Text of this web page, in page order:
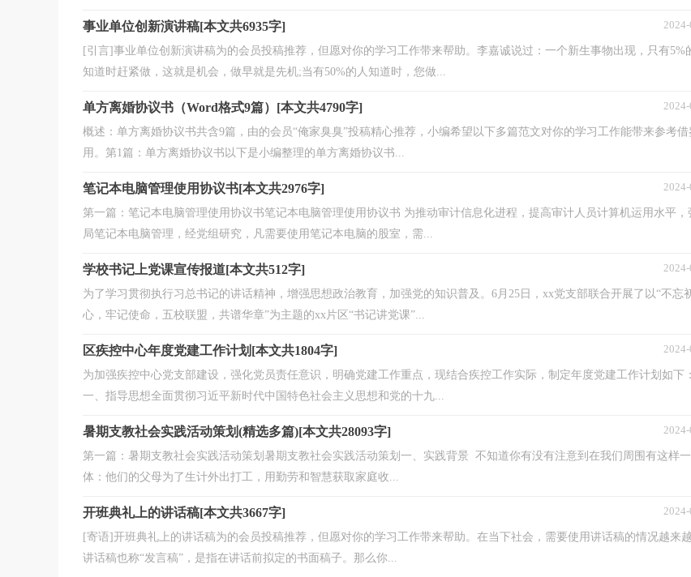
事业单位创新演讲稿[本文共6935字]
[引言]事业单位创新演讲稿为的会员投稿推荐，但愿对你的学习工作带来帮助。李嘉诚说过：一个新生事物出现，只有5%
知道时赶紧做，这就是机会，做早就是先机;当有50%的人知道时，您做...
单方离婚协议书（Word格式9篇）[本文共4790字]
概述：单方离婚协议书共含9篇，由的会员“俺家臭臭”投稿精心推荐，小编希望以下多篇范文对你的学习工作能带来参考借
用。第1篇：单方离婚协议书以下是小编整理的单方离婚协议书...
笔记本电脑管理使用协议书[本文共2976字]
第一篇：笔记本电脑管理使用协议书笔记本电脑管理使用协议书 为推动审计信息化进程，提高审计人员计算机运用水平，
局笔记本电脑管理，经党组研究，凡需要使用笔记本电脑的股室，需...
学校书记上党课宣传报道[本文共512字]
为了学习贯彻执行习总书记的讲话精神，增强思想政治教育，加强党的知识普及。6月25日，xx党支部联合开展了以“不忘
心，牢记使命，五校联盟，共谱华章”为主题的xx片区“书记讲党课”...
区疾控中心年度党建工作计划[本文共1804字]
为加强疾控中心党支部建设，强化党员责任意识，明确党建工作重点，现结合疾控工作实际，制定年度党建工作计划如下：
一、指导思想全面贯彻习近平新时代中国特色社会主义思想和党的十九...
暑期支教社会实践活动策划(精选多篇)[本文共28093字]
第一篇：暑期支教社会实践活动策划暑期支教社会实践活动策划一、实践背景 不知道你有没有注意到在我们周围有这样
体：他们的父母为了生计外出打工，用勤劳和智慧获取家庭收...
开班典礼上的讲话稿[本文共3667字]
[寄语]开班典礼上的讲话稿为的会员投稿推荐，但愿对你的学习工作带来帮助。在当下社会，需要使用讲话稿的情况越来越
讲话稿也称“发言稿”，是指在讲话前拟定的书面稿子。那么你...